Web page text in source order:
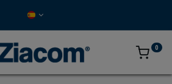
0